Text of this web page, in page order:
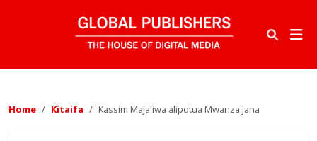
Home Kitaifa Kassim Majaliwa alipotua Mwanza jana